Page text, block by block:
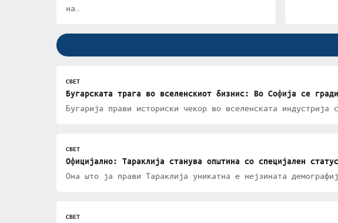
на…
СВЕТ
Бугарската трага во вселенскиот бизнис: Во Софија се
Бугарија прави историски чекор во вселенската индустрија
СВЕТ
Официјално: Тараклија станува општина со специјален
Она што ја прави Тараклија уникатна е нејзината
СВЕТ